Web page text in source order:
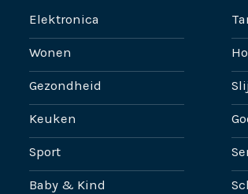
Elektronica
Wonen
Gezondheid
Keuken
Sport
Baby & Kind